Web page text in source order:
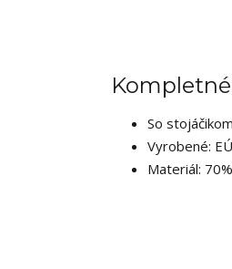
So stojáčikom
Vyrobené: EÚ
Materiál: